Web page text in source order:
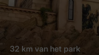
32 km van het park